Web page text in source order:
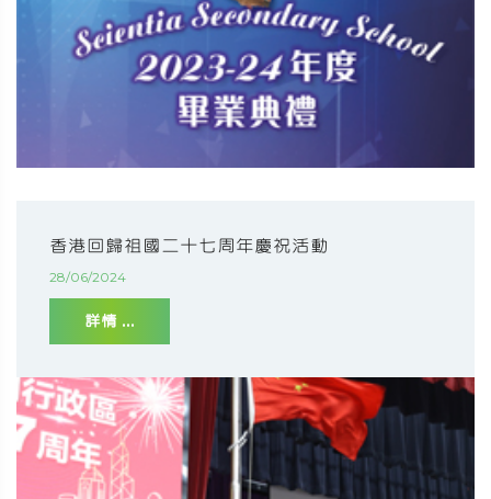
香港回歸祖國二十七周年慶祝活動
28/06/2024
詳情 ...